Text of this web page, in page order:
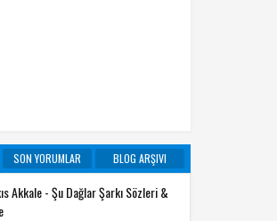
SON YORUMLAR BLOG ARŞIVI
Akkale - Şu Dağlar Şarkı Sözleri &